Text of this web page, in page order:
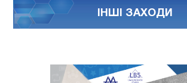
IНШI ЗАХОДИ